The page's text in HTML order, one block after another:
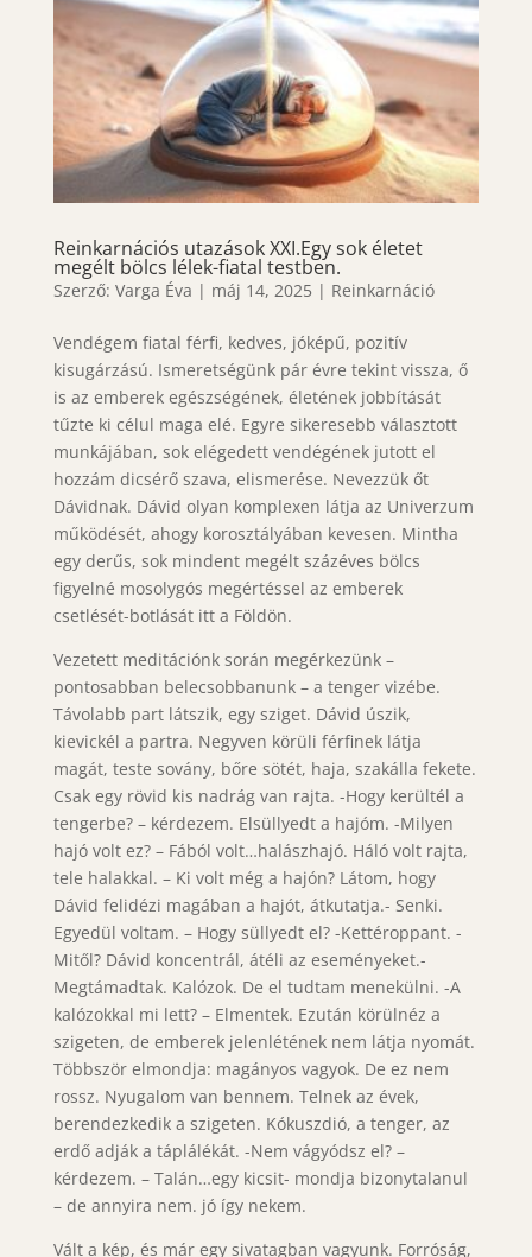
Reinkarnációs utazások XXI.Egy sok életet
megélt bölcs lélek-fiatal testben.
Szerző: Varga Éva | máj 14, 2025 | Reinkarnáció
Vendégem fiatal férfi, kedves, jóképű, pozitív
kisugárzású. Ismeretségünk pár évre tekint vissza, ő
is az emberek egészségének, életének jobbítását
tűzte ki célul maga elé. Egyre sikeresebb választott
munkájában, sok elégedett vendégének jutott el
hozzám dicsérő szava, elismerése. Nevezzük őt
Dávidnak. Dávid olyan komplexen látja az Univerzum
működését, ahogy korosztályában kevesen. Mintha
egy derűs, sok mindent megélt százéves bölcs
figyelné mosolygós megértéssel az emberek
csetlését-botlását itt a Földön.
Vezetett meditációnk során megérkezünk –
pontosabban belecsobbanunk – a tenger vizébe.
Távolabb part látszik, egy sziget. Dávid úszik,
kievickél a partra. Negyven körüli férfinek látja
magát, teste sovány, bőre sötét, haja, szakálla fekete.
Csak egy rövid kis nadrág van rajta. -Hogy kerültél a
tengerbe? – kérdezem. Elsüllyedt a hajóm. -Milyen
hajó volt ez? – Fából volt…halászhajó. Háló volt rajta,
tele halakkal. – Ki volt még a hajón? Látom, hogy
Dávid felidézi magában a hajót, átkutatja.- Senki.
Egyedül voltam. – Hogy süllyedt el? -Kettéroppant. -
Mitől? Dávid koncentrál, átéli az eseményeket.-
Megtámadtak. Kalózok. De el tudtam menekülni. -A
kalózokkal mi lett? – Elmentek. Ezután körülnéz a
szigeten, de emberek jelenlétének nem látja nyomát.
Többször elmondja: magányos vagyok. De ez nem
rossz. Nyugalom van bennem. Telnek az évek,
berendezkedik a szigeten. Kókuszdió, a tenger, az
erdő adják a táplálékát. -Nem vágyódsz el? –
kérdezem. – Talán…egy kicsit- mondja bizonytalanul
– de annyira nem. jó így nekem.
Vált a kép, és már egy sivatagban vagyunk. Forróság,